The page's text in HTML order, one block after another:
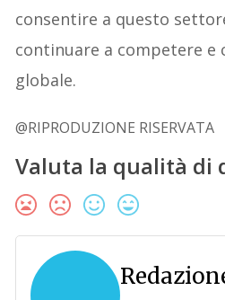
consentire a questo
continuare a competere e
globale.
@RIPRODUZIONE RISERVATA
Valuta la qualità di